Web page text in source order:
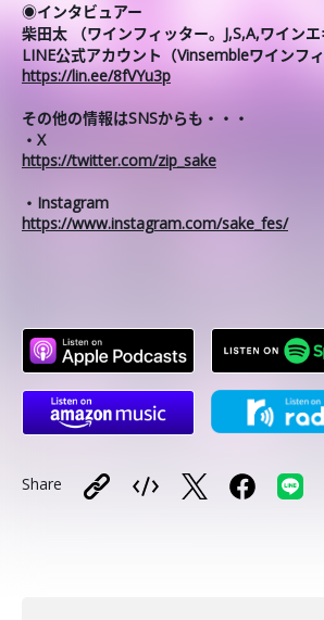
◉インタビュアー
柴田太 （ワインフィッター。J,S,A,ワインエ
LINE公式アカウント（Vinsembleワインフ
https://lin.ee/8fVYu3p
その他の情報はSNSからも・・・
・X
https://twitter.com/zip_sake
・Instagram
https://www.instagram.com/sake_fes/
Share